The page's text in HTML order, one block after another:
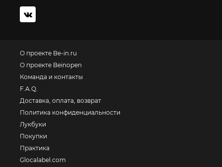
О проекте Be-in.ru
О проекте Beinopen
Команда и контакты
F.A.Q.
Доставка, оплата, возврат
Политика конфиденциальности
Лукбуки
Покупки
Практика
Glocalabel.com